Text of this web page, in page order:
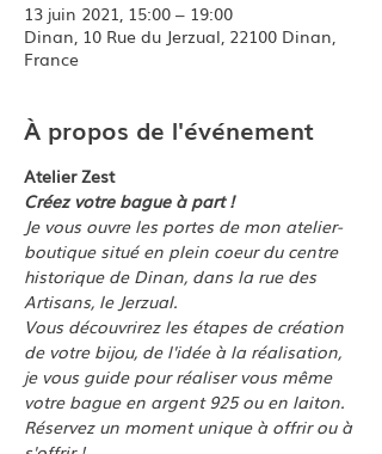
13 juin 2021, 15:00 – 19:00
Dinan, 10 Rue du Jerzual, 22100 Dinan,
France
À propos de l'événement
Atelier Zest
Créez votre bague à part !
Je vous ouvre les portes de mon atelier-
boutique situé en plein coeur du centre
historique de Dinan, dans la rue des
Artisans, le Jerzual.
Vous découvrirez les étapes de création
de votre bijou, de l'idée à la réalisation,
je vous guide pour réaliser vous même
votre bague en argent 925 ou en laiton.
Réservez un moment unique à offrir ou à